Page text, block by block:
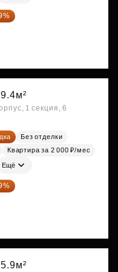
1 секция, 6
Без отделки
Квартира за 2 000 ₽/мес
Ещё